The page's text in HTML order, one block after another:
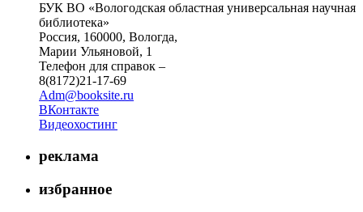
БУК ВО «Вологодская областная универсальная научная
библиотека»
Россия, 160000, Вологда,
Марии Ульяновой, 1
Телефон для справок –
8(8172)21-17-69
Adm@booksite.ru
ВКонтакте
Видеохостинг
реклама
избранное